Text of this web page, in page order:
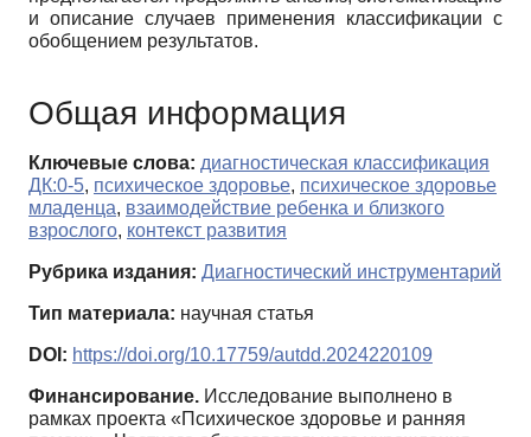
и описание случаев применения классификации с
обобщением результатов.
Общая информация
Ключевые слова: диагностическая классификация
ДК:0-5, психическое здоровье, психическое здоровье
младенца, взаимодействие ребенка и близкого
взрослого, контекст развития
Рубрика издания: Диагностический инструментарий
Тип материала: научная статья
DOI: https://doi.org/10.17759/autdd.2024220109
Финансирование. Исследование выполнено в
рамках проекта «Психическое здоровье и ранняя